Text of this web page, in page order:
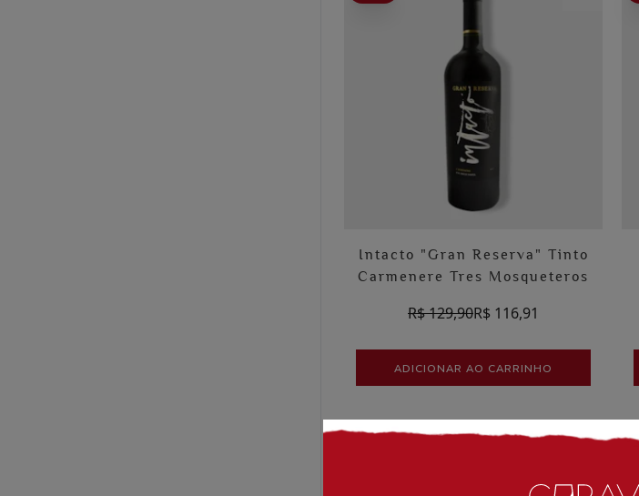
Intacto "Gran Reserva" Tinto
Carmenere Tres Mosqueteros
R$ 129,90R$ 116,91
ADICIONAR AO CARRINHO